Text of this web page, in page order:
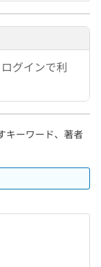
グインで利
キーワード、著者